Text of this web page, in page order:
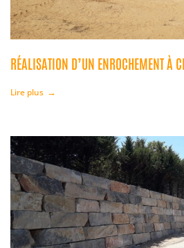
RÉALISATION D’UN ENROCHEMENT À
Lire plus